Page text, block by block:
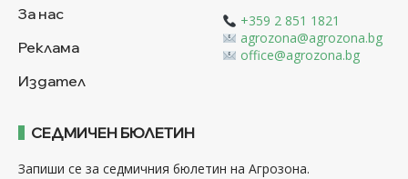
За нас
Реклама
Издател
+359 2 851 1821
agrozona@agrozona.bg
office@agrozona.bg
СЕДМИЧЕН БЮЛЕТИН
Запиши се за седмичния бюлетин на Агрозона.